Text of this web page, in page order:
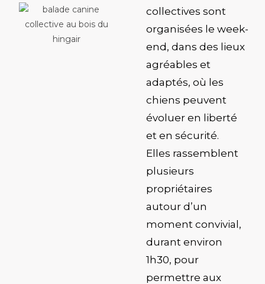
collectives sont
organisées le week-
end, dans des lieux
agréables et
adaptés, où les
chiens peuvent
évoluer en liberté
et en sécurité.
Elles rassemblent
plusieurs
propriétaires
autour d’un
moment convivial,
durant environ
1h30, pour
permettre aux